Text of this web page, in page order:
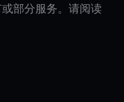
部分服务。请阅读